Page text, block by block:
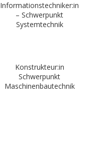
Informationstechniker:in
– Schwerpunkt
Systemtechnik
Konstrukteur:in
Schwerpunkt
Maschinenbautechnik